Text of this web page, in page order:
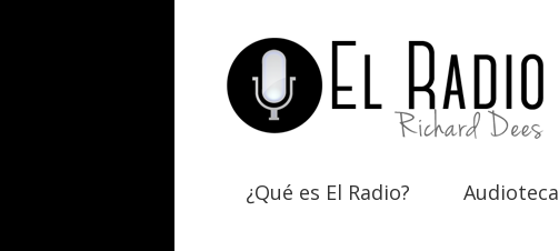
¿Qué es El Radio? Audioteca